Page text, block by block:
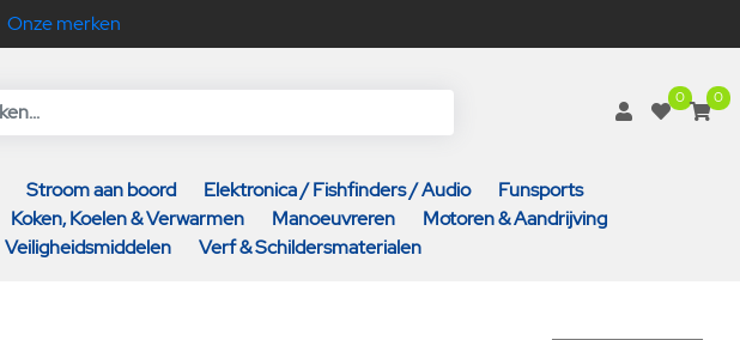
Onze merken
0 0
Stroom aan boord Elektronica / Fishfinders / Audio
Funsports
Koken, Koelen & Verwarmen Manoeuvreren
Motoren & Aandrijving
Veiligheidsmiddelen Verf & Schildersmaterialen